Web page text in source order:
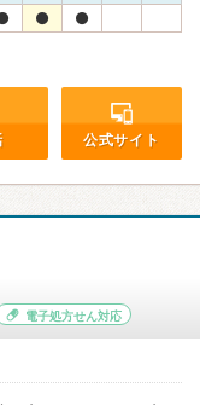
公式サイト
電子処方せん対応